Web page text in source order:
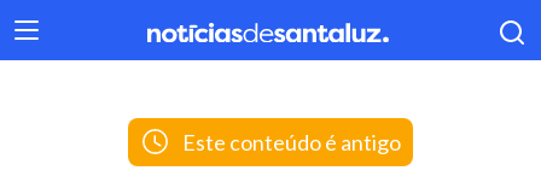
404
Este conteúdo é antigo